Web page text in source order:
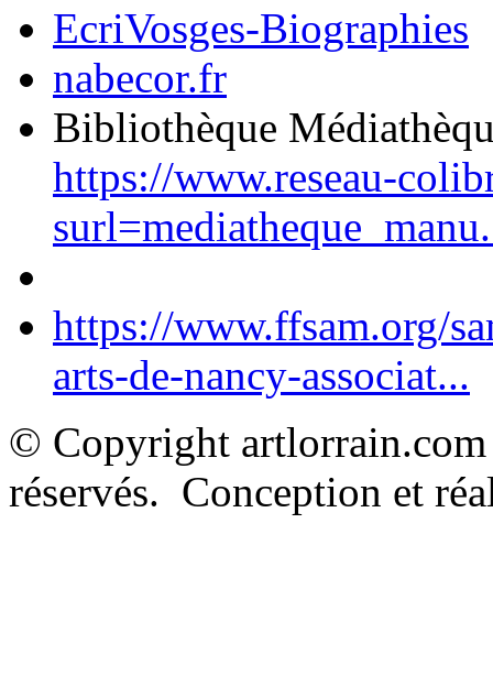
EcriVosges-Biographies
nabecor.fr
Bibliothèque
https://www.reseau-
https://www.ffsam.org/
arts-de-nancy-associat...
© Copyright
réservés. Conception et